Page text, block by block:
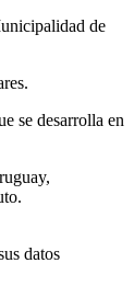
de
se desarrolla en
datos